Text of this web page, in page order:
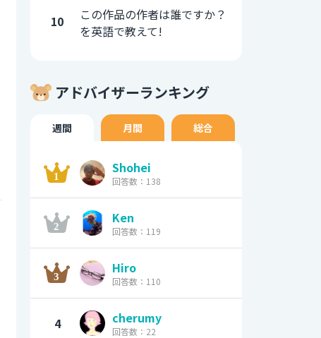
10
この作品の作者は誰ですか？
を英語で教えて!
アドバイザーランキング
週間 月間 総合
Shohei
回答数：138
Ken
回答数：119
Hiro
回答数：110
4 cherumy
回答数：22